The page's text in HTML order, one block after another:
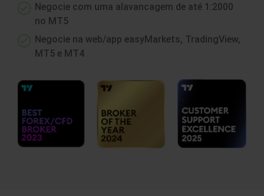
Negocie com uma alavancagem de até 1:2000
no MT5
Negocie na web/app easyMarkets, TradingView,
MT5 e MT4